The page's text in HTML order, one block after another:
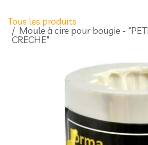
Tous les produits
Moule à cire pour bougie -
CRECHE"